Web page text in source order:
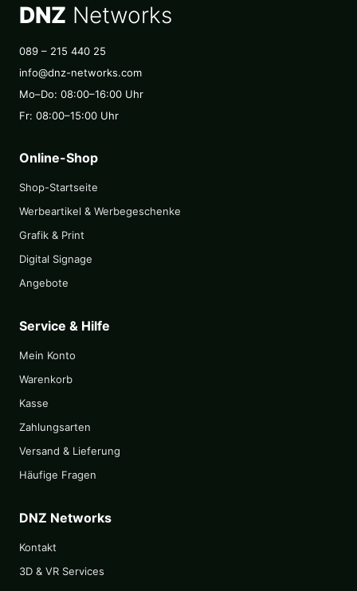
DNZ Networks
089 – 215 440 25
info@dnz-networks.com
Mo–Do: 08:00–16:00 Uhr
Fr: 08:00–15:00 Uhr
Online-Shop
Shop-Startseite
Werbeartikel & Werbegeschenke
Grafik & Print
Digital Signage
Angebote
Service & Hilfe
Mein Konto
Warenkorb
Kasse
Zahlungsarten
Versand & Lieferung
Häufige Fragen
DNZ Networks
Kontakt
3D & VR Services